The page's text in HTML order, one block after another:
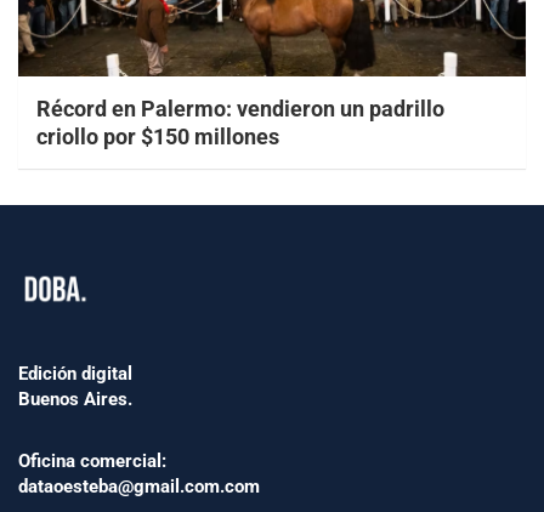
Récord en Palermo: vendieron un padrillo
criollo por $150 millones
Edición digital
Buenos Aires.
Oficina comercial:
dataoesteba@gmail.com.com